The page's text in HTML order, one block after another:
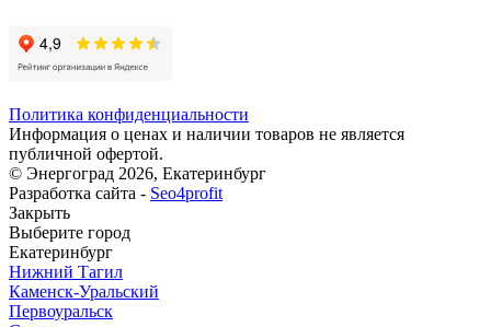
Политика конфиденциальности
Информация о ценах и наличии товаров не является
публичной офертой.
© Энергоград 2026, Екатеринбург
Разработка сайта - Seo4profit
Закрыть
Выберите город
Екатеринбург
Нижний Тагил
Каменск-Уральский
Первоуральск